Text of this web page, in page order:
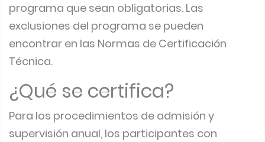
programa que sean obligatorias. Las
exclusiones del programa se pueden
encontrar en las Normas de Certificación
Técnica.
¿Qué se certifica?
Para los procedimientos de admisión y
supervisión anual, los participantes con